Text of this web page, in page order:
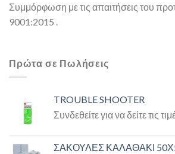
Συμμόρφωση με τις απαιτήσεις του
9001:2015 .
Πρώτα σε Πωλήσεις
TROUBLE SHOOTER
Συνδεθείτε για να δείτε τις
ΣΑΚΟΥΛΕΣ ΚΑΛΑΘΑΚΙ